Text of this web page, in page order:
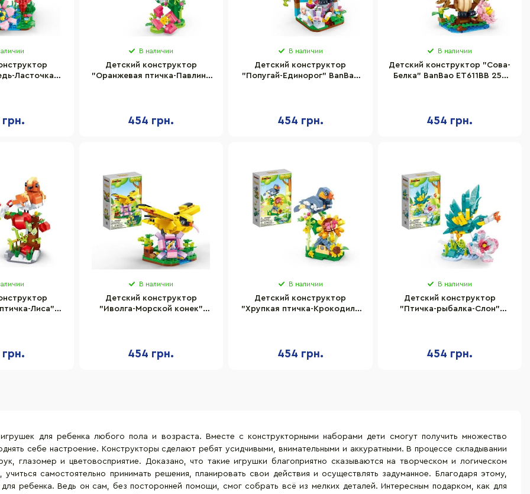
Ласточка"
В наличии
Детский конструктор
"Оранжевая птичка-Павлин"
454 грн.
В наличии
Детский конструктор
"Попугай-Единорог" BanBao
454 грн.
В наличии
Детский конструктор "Сова-
Белка" BanBao ET611BB 256
454 грн.
Лиса"
В наличии
Детский конструктор
"Иволга-Морской конек"
454 грн.
В наличии
Детский конструктор
"Хрупкая птичка-Крокодил"
454 грн.
В наличии
Детский конструктор
"Птичка-рыбалка-Слон"
454 грн.
для ребенка любого пола и возраста. Вместе с конструкторными наборами дети смогут получить множество
себе настроение. Конструкторы сделают ребят усидчивыми, внимательными и аккуратными. В процессе складывании
глазомер и цветовосприятие. Доказано, что такие игрушки благоприятно сказываются на творческом и логическом
самостоятельно принимать решения, планировать свои действия и осуществлять задуманное. Благодаря этому,
ребенка. Ведь он сам, без посторонней помощи, смог собрать всё из мелких деталей. Интересным подарком, как для